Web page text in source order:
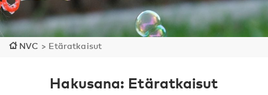
NVC > Etäratkaisut
Hakusana: Etäratkaisut